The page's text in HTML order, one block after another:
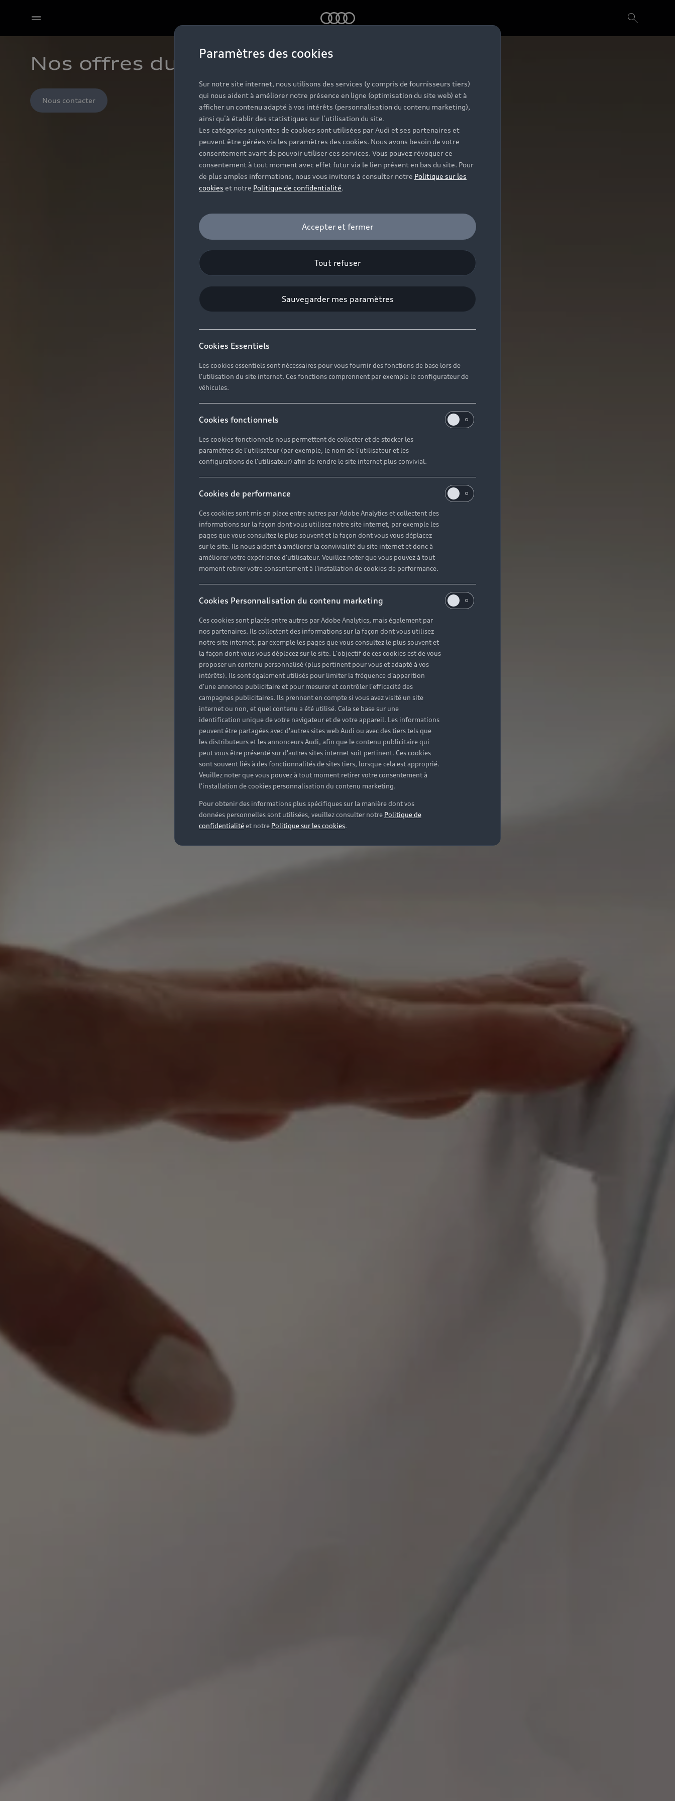
Paramètres des cookies
Sur notre site internet, nous utilisons des services (y compris de fournisseurs tiers)
qui nous aident à améliorer notre présence en ligne (optimisation du site web) et à
afficher un contenu adapté à vos intérêts (personnalisation du contenu marketing),
ainsi qu’à établir des statistiques sur l’utilisation du site.
Les catégories suivantes de cookies sont utilisées par Audi et ses partenaires et
peuvent être gérées via les paramètres des cookies. Nous avons besoin de votre
consentement avant de pouvoir utiliser ces services. Vous pouvez révoquer ce
consentement à tout moment avec effet futur via le lien présent en bas du site. Pour
de plus amples informations, nous vous invitons à consulter notre Politique sur les
cookies et notre Politique de confidentialité.
Accepter et fermer
Tout refuser
Sauvegarder mes paramètres
Cookies Essentiels
Les cookies essentiels sont nécessaires pour vous fournir des fonctions de base lors de
l'utilisation du site internet. Ces fonctions comprennent par exemple le configurateur de
véhicules.
Cookies fonctionnels
Les cookies fonctionnels nous permettent de collecter et de stocker les
paramètres de l'utilisateur (par exemple, le nom de l'utilisateur et les
configurations de l'utilisateur) afin de rendre le site internet plus convivial.
Cookies de performance
Ces cookies sont mis en place entre autres par Adobe Analytics et collectent des
informations sur la façon dont vous utilisez notre site internet, par exemple les
pages que vous consultez le plus souvent et la façon dont vous vous déplacez
sur le site. Ils nous aident à améliorer la convivialité du site internet et donc à
améliorer votre expérience d'utilisateur. Veuillez noter que vous pouvez à tout
moment retirer votre consentement à l'installation de cookies de performance.
Cookies Personnalisation du contenu marketing
Ces cookies sont placés entre autres par Adobe Analytics, mais également par
nos partenaires. Ils collectent des informations sur la façon dont vous utilisez
notre site internet, par exemple les pages que vous consultez le plus souvent et
la façon dont vous vous déplacez sur le site. L'objectif de ces cookies est de vous
proposer un contenu personnalisé (plus pertinent pour vous et adapté à vos
intérêts). Ils sont également utilisés pour limiter la fréquence d'apparition
d'une annonce publicitaire et pour mesurer et contrôler l'efficacité des
campagnes publicitaires. Ils prennent en compte si vous avez visité un site
internet ou non, et quel contenu a été utilisé. Cela se base sur une
identification unique de votre navigateur et de votre appareil. Les informations
peuvent être partagées avec d'autres sites web Audi ou avec des tiers tels que
les distributeurs et les annonceurs Audi, afin que le contenu publicitaire qui
peut vous être présenté sur d'autres sites internet soit pertinent. Ces cookies
sont souvent liés à des fonctionnalités de sites tiers, lorsque cela est approprié.
Veuillez noter que vous pouvez à tout moment retirer votre consentement à
l'installation de cookies personnalisation du contenu marketing.
Pour obtenir des informations plus spécifiques sur la manière dont vos
données personnelles sont utilisées, veuillez consulter notre Politique de
confidentialitéet notre Politique sur les cookies.
Nos offres du moment
Nous contacter